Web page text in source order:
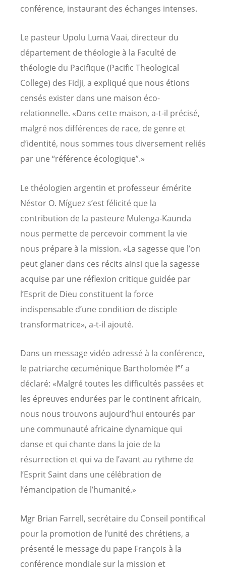
conférence, instaurant des échanges intenses.
Le pasteur Upolu Lumā Vaai, directeur du
département de théologie à la Faculté de
théologie du Pacifique (Pacific Theological
College) des Fidji, a expliqué que nous étions
censés exister dans une maison éco-
relationnelle. «Dans cette maison, a-t-il précisé,
malgré nos différences de race, de genre et
d’identité, nous sommes tous diversement reliés
par une “référence écologique”.»
Le théologien argentin et professeur émérite
Néstor O. Míguez s’est félicité que la
contribution de la pasteure Mulenga-Kaunda
nous permette de percevoir comment la vie
nous prépare à la mission. «La sagesse que l’on
peut glaner dans ces récits ainsi que la sagesse
acquise par une réflexion critique guidée par
l’Esprit de Dieu constituent la force
indispensable d’une condition de disciple
transformatrice», a-t-il ajouté.
Dans un message vidéo adressé à la conférence,
le patriarche œcuménique Bartholomée Ier a
déclaré: «Malgré toutes les difficultés passées et
les épreuves endurées par le continent africain,
nous nous trouvons aujourd’hui entourés par
une communauté africaine dynamique qui
danse et qui chante dans la joie de la
résurrection et qui va de l’avant au rythme de
l’Esprit Saint dans une célébration de
l’émancipation de l’humanité.»
Mgr Brian Farrell, secrétaire du Conseil pontifical
pour la promotion de l’unité des chrétiens, a
présenté le message du pape François à la
conférence mondiale sur la mission et